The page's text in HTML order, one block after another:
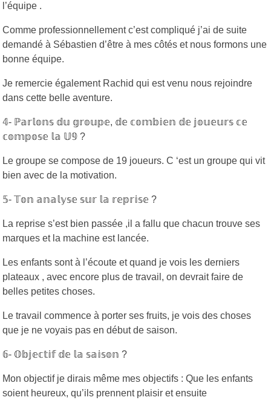
l’équipe .
Comme professionnellement c’est compliqué j’ai de suite
demandé à Sébastien d’être à mes côtés et nous formons une
bonne équipe.
Je remercie également Rachid qui est venu nous rejoindre
dans cette belle aventure.
𝟜- ℙ𝕒𝕣𝕝𝕠𝕟𝕤 𝕕𝕦 𝕘𝕣𝕠𝕦𝕡𝕖, 𝕕𝕖 𝕔𝕠𝕞𝕓𝕚𝕖𝕟 𝕕𝕖 𝕛𝕠𝕦𝕖𝕦𝕣𝕤 𝕔𝕖
𝕔𝕠𝕞𝕡𝕠𝕤𝕖 𝕝𝕒 𝕌𝟡 ?
Le groupe se compose de 19 joueurs. C ‘est un groupe qui vit
bien avec de la motivation.
𝟝- 𝕋𝕠𝕟 𝕒𝕟𝕒𝕝𝕪𝕤𝕖 𝕤𝕦𝕣 𝕝𝕒 𝕣𝕖𝕡𝕣𝕚𝕤𝕖 ?
La reprise s’est bien passée ,il a fallu que chacun trouve ses
marques et la machine est lancée.
Les enfants sont à l’écoute et quand je vois les derniers
plateaux , avec encore plus de travail, on devrait faire de
belles petites choses.
Le travail commence à porter ses fruits, je vois des choses
que je ne voyais pas en début de saison.
𝟞- 𝕆𝕓𝕛𝕖𝕔𝕥𝕚𝕗 𝕕𝕖 𝕝𝕒 𝕤𝕒𝕚𝕤𝕠𝕟 ?
Mon objectif je dirais même mes objectifs : Que les enfants
soient heureux, qu’ils prennent plaisir et ensuite